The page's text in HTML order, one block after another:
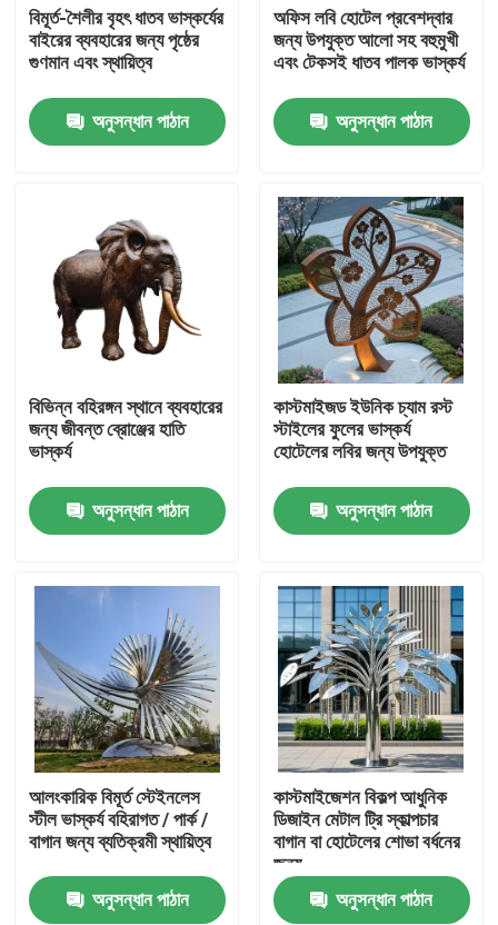
বাড়ি
পণ্য
আমাদের সম্পর্কে
কারখানা ভ্রমণ
যোগাযোগ করুন
খবর
উদ্ধৃতির জন্য আবেদন
আলংকারিক মেটালওয়ার্ক
আলংকারিক ধাতু ভাস্কর্য
বিমূর্ত-শৈলীর বৃহৎ ধাতব ভাস্কর্যের
বাইরের ব্যবহারের জন্য পৃষ্ঠের
গুণমান এবং স্থায়িত্ব
অনুসন্ধান পাঠান
অফিস লবি হোটেল প্রবেশদ্বার
জন্য উপযুক্ত আলো সহ বহুমুখী
এবং টেকসই ধাতব পালক ভাস্কর্য
অনুসন্ধান পাঠান
বিভিন্ন বহিরঙ্গন স্থানে ব্যবহারের
জন্য জীবন্ত ব্রোঞ্জের হাতি
ভাস্কর্য
অনুসন্ধান পাঠান
কাস্টমাইজড ইউনিক চ্যাম রস্ট
স্টাইলের ফুলের ভাস্কর্য
হোটেলের লবির জন্য উপযুক্ত
অনুসন্ধান পাঠান
আলংকারিক বিমূর্ত স্টেইনলেস
স্টীল ভাস্কর্য বহিরাগত / পার্ক /
বাগান জন্য ব্যতিক্রমী স্থায়িত্ব
অনুসন্ধান পাঠান
কাস্টমাইজেশন বিকল্প আধুনিক
ডিজাইন মেটাল ট্রি স্কাল্পচার
বাগান বা হোটেলের শোভা বর্ধনের
জন্য
অনুসন্ধান পাঠান